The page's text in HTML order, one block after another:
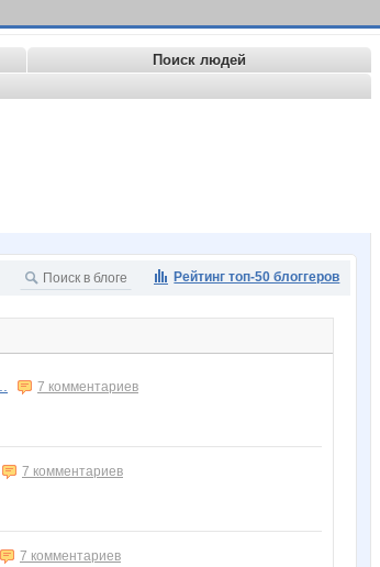
Поиск людей
Рейтинг топ-50 блоггеров
7 комментариев
7 комментариев
7 комментариев